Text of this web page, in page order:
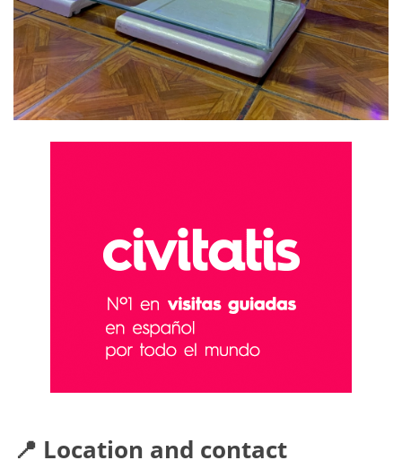
📍 Location and contact